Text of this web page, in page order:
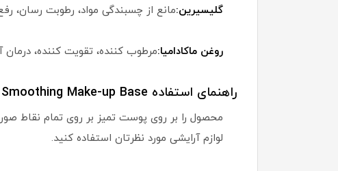
گلیسیرین:مانع از چسبندگی مواد، رطوبت
روغن ماکادامیا:مرطوب کننده، تقویت کننده،
راهنمای استفاده Paese Smoothing Make-up Base:
محصول را بر روی پوست تمیز بر روی تمام نقاط
لوازم آرایشی مورد نظرتان استفاده کنید.